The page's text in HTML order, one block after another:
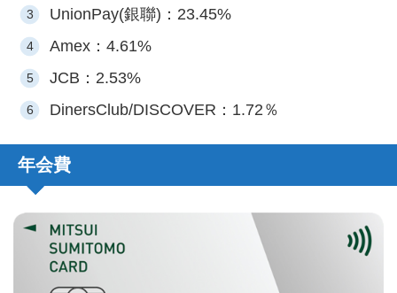
UnionPay(銀聯)：23.45%
Amex：4.61%
JCB：2.53%
DinersClub/DISCOVER：1.72％
年会費